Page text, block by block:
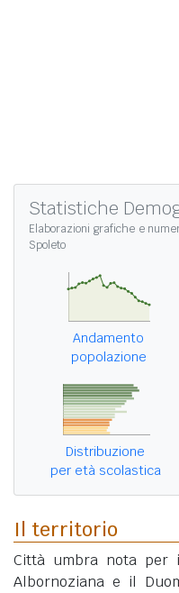
Statistiche
Elaborazioni grafiche e
Spoleto
Andamento
popolazione
Distribuzione
per età scolastica
Il territorio
Città umbra nota per
Albornoziana e il